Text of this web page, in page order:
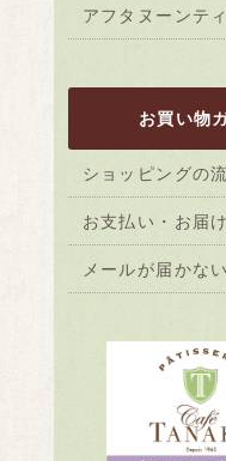
アフタヌーンテ
お買い物
ショッピングの
お支払い・お届
メールが届かな